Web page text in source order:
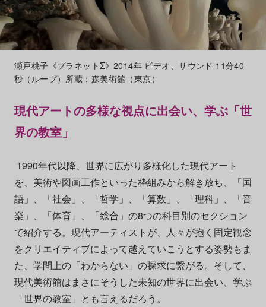
瀬戸桃子《プラネットΣ》2014年 ビデオ、サウンド 11分40
秒（ループ）所蔵：森美術館（東京）
現代アートの多様な視点に出会い、学ぶ「世
界の教室」
1990年代以降、世界に広がり多様化した現代アート
を、美術や図画工作といった枠組みから解き放ち、「国
語」、「社会」、「哲学」、「算数」、「理科」、「音
楽」、「体育」、「総合」の8つの科目別のセクション
で紹介する。現代アーティストが、人々が抱く固定観念
をクリエイティブによって越えていこうとする姿勢もま
た、学問上の「わからない」の探求に繋がる。そして、
現代美術館はまさにそうした未知の世界に出会い、学ぶ
「世界の教室」とも言えるだろう。